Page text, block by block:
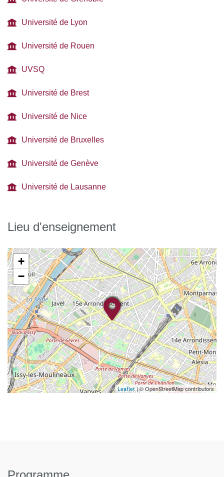
Université de Lyon
Université de Rouen
UVSQ
Université de Brest
Université de Nice
Université de Bruxelles
Université de Genève
Université de Lausanne
Lieu d'enseignement
+
−
Leaflet| © OpenStreetMap contributors